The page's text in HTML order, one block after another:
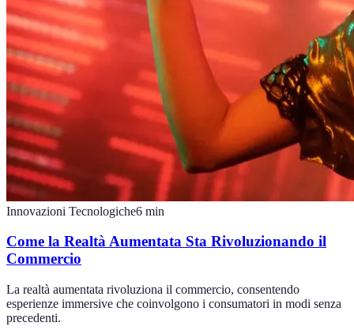
Innovazioni Tecnologiche6 min
Come la Realtà Aumentata Sta Rivoluzionando il
Commercio
La realtà aumentata rivoluziona il commercio, consentendo
esperienze immersive che coinvolgono i consumatori in modi senza
precedenti.